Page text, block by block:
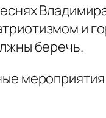
и
беречь.